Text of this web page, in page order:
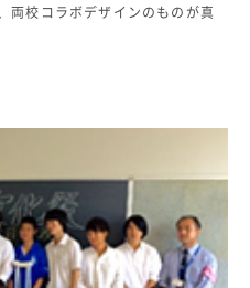
両校コラボデザインのものが真